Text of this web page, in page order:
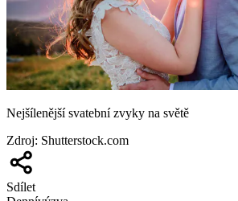
Nejšílenější svatební zvyky na světě
Zdroj: Shutterstock.com
Sdílet